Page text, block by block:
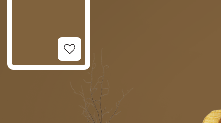
Add to Wishlist